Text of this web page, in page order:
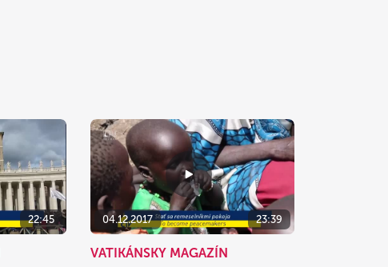
22:45 04.12.2017 23:39
VATIKÁNSKY MAGAZÍN